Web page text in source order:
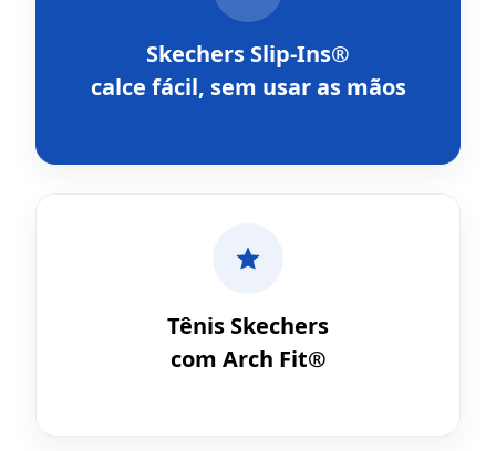
Skechers Slip-Ins®
calce fácil, sem usar as mãos
Tênis Skechers
com Arch Fit®